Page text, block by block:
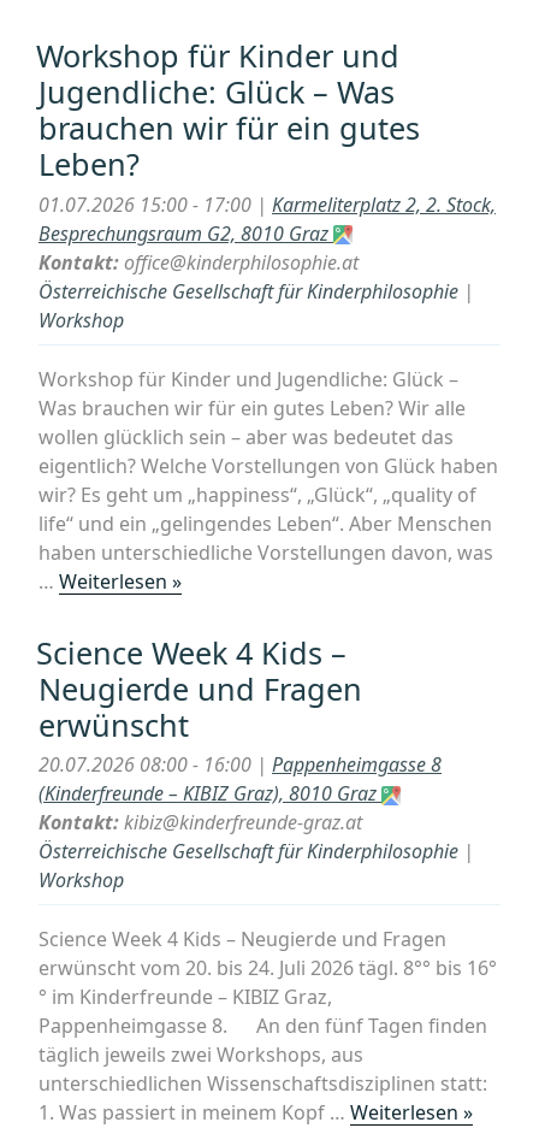
Kinder
und
Jugendliche:
Kann
entscheiden?
Das
Problem
des
Workshop für Kinder und
Jugendliche: Glück – Was
brauchen wir für ein gutes
Leben?
01.07.2026 15:00 - 17:00 | Karmeliterplatz 2, 2. Stock,
Besprechungsraum G2, 8010 Graz
Kontakt:office@kinderphilosophie.at
Österreichische Gesellschaft für Kinderphilosophie |
Workshop
Workshop für Kinder und Jugendliche: Glück –
Was brauchen wir für ein gutes Leben? Wir alle
wollen glücklich sein – aber was bedeutet das
eigentlich? Welche Vorstellungen von Glück haben
wir? Es geht um „happiness“, „Glück“, „quality of
life“ und ein „gelingendes Leben“. Aber Menschen
haben unterschiedliche Vorstellungen davon, was
… Weiterlesen »„Workshop
Kinder
und
Jugendliche:
Glück
–
Was
brauchen
wir
ein
gutes
Leben?“
Science Week 4 Kids –
Neugierde und Fragen
erwünscht
20.07.2026 08:00 - 16:00 | Pappenheimgasse 8
(Kinderfreunde – KIBIZ Graz), 8010 Graz
Kontakt:kibiz@kinderfreunde-graz.at
Österreichische Gesellschaft für Kinderphilosophie |
Workshop
Science Week 4 Kids – Neugierde und Fragen
erwünscht vom 20. bis 24. Juli 2026 tägl. 8°° bis 16°
° im Kinderfreunde – KIBIZ Graz,
Pappenheimgasse 8. ­ ­ ­ ­ ­ An den fünf Tagen finden
täglich jeweils zwei Workshops, aus
unterschiedlichen Wissenschaftsdisziplinen statt:
1. Was passiert in meinem Kopf … Weiterlesen »